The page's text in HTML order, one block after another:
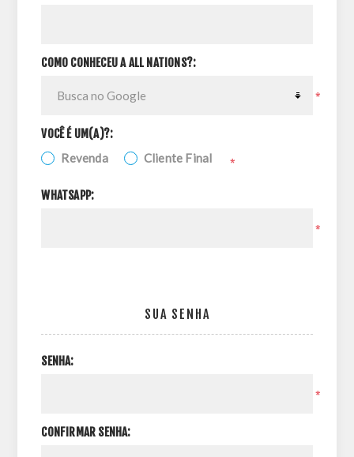
COMO CONHECEU A ALL NATIONS?:
*
VOCÊ É UM(A)?:
Revenda Cliente Final *
WHATSAPP:
*
SUA SENHA
SENHA:
*
CONFIRMAR SENHA: